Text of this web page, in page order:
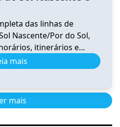
das linhas de
Nascente/Por do Sol,
itinerários e
0.020 Horário e
Maria (Av. Santa
de Ônibus 0.039
e Itinerário (2026) Ver
mais
mais